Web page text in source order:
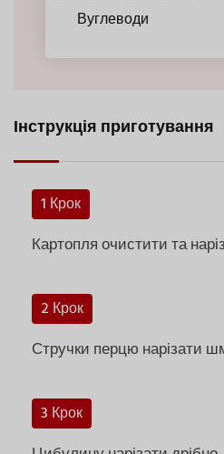
Вуглеводи
Інструкція приготування
1 Крок
Картопля очистити та
2 Крок
Стручки перцю нарізати
3 Крок